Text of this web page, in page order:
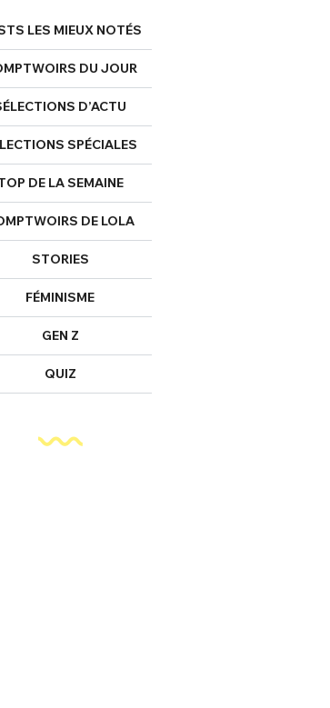
LES MIEUX NOTÉS
DU JOUR
D’ACTU
SPÉCIALES
DE LA SEMAINE
DE LOLA
STORIES
FÉMINISME
GEN Z
QUIZ
FERMER
de passe perdu ?